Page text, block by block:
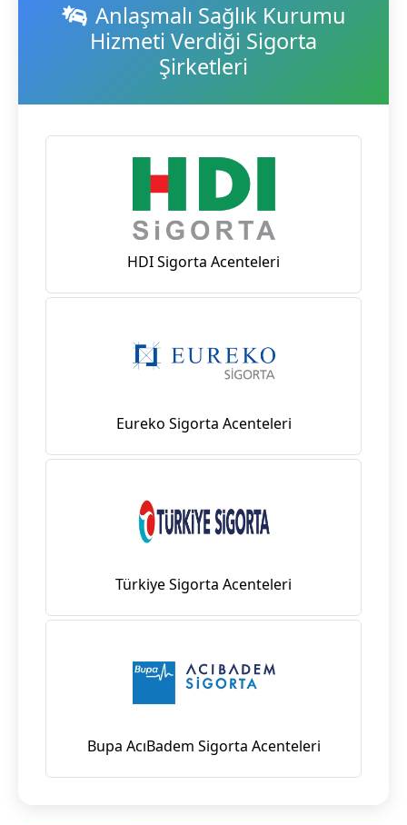
Anlaşmalı Sağlık Kurumu
Hizmeti Verdiği Sigorta
Şirketleri
HDI Sigorta Acenteleri
Eureko Sigorta Acenteleri
Türkiye Sigorta Acenteleri
Bupa AcıBadem Sigorta Acenteleri